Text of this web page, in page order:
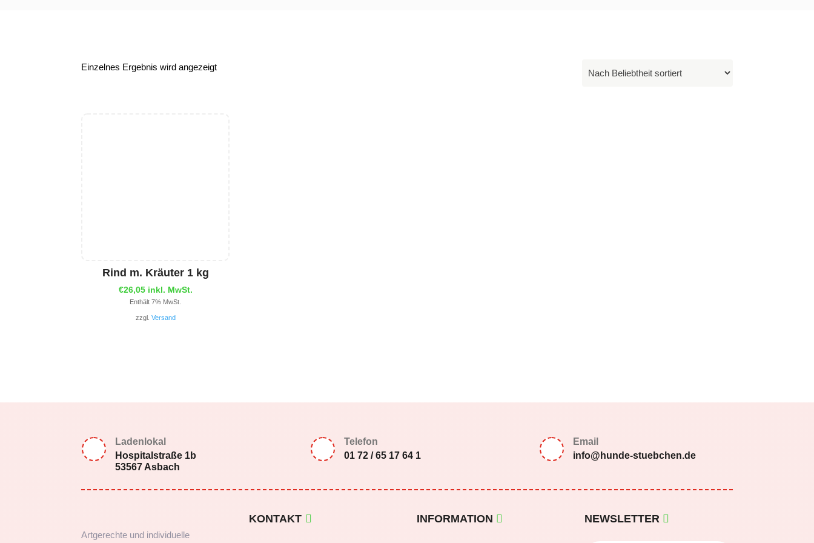
Einzelnes Ergebnis wird angezeigt
Rind m. Kräuter 1 kg
€26,05 inkl. MwSt.
Enthält 7% MwSt.
zzgl. Versand
Ladenlokal
Hospitalstraße 1b
53567 Asbach
Telefon
01 72 / 65 17 64 1
Email
info@hunde-stuebchen.de
Artgerechte und individuelle
KONTAKT INFORMATION NEWSLETTER